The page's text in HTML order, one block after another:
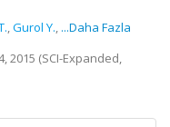
,Gurol Y., ...Daha Fazla
2015 (SCI-Expanded,